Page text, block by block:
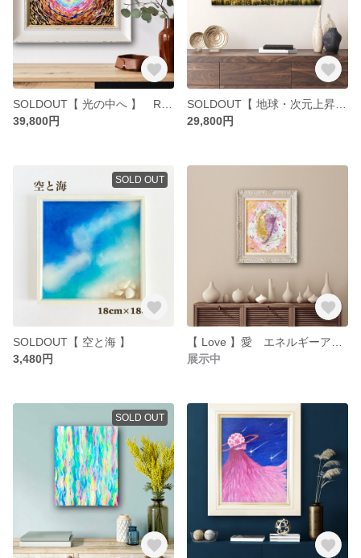
39,800円
29,800円
SOLD OUT
SOLDOUT【 空と海 】
3,480円
展示中
SOLD OUT